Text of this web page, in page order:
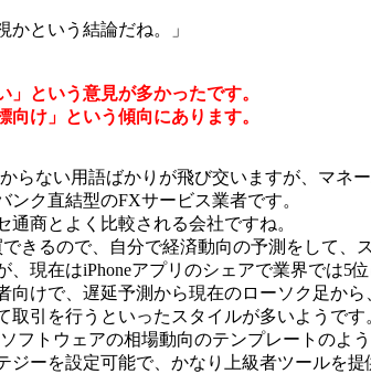
かという結論だね。」
という意見が多かったです。
け」という傾向にあります。
らない用語ばかりが飛び交いますが、マネ
ク直結型のFXサービス業者です。
商とよく比較される会社ですね。
きるので、自分で経済動向の予測をして
現在はiPhoneアプリのシェアで業界では5位
けで、遅延予測から現在のローソク足か
引を行うといったスタイルが多いようです
トウェアの相場動向のテンプレートのよう
ーを設定可能で、かなり上級者ツールを